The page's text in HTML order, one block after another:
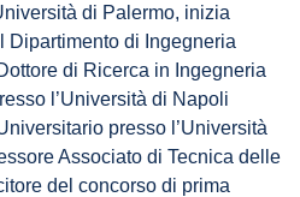
di Palermo, inizia
Dipartimento di Ingegneria
di Ricerca in Ingegneria
l’Università di Napoli
presso l’Università
Associato di Tecnica delle
del concorso di prima